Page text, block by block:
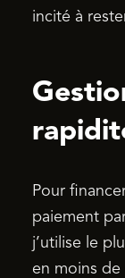
incité à
Pour
paiement
j’utilise le
en moins